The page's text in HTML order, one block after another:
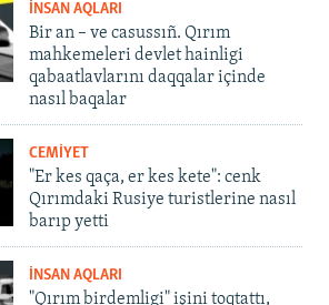
İNSAN AQLARI
Bir an – ve casussıñ. Qırım
mahkemeleri devlet hainligi
qabaatlavlarını daqqalar içinde
nasıl baqalar
CEMİYET
"Er kes qaça, er kes kete": cenk
Qırımdaki Rusiye turistlerine nasıl
barıp yetti
İNSAN AQLARI
"Qırım birdemligi" işini toqtattı,